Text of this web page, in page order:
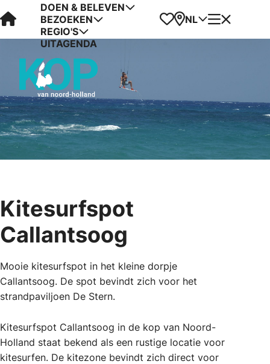
Visit Kop van Holland
DOEN & BELEVEN
BEZOEKEN
REGIO'S
UITAGENDA
Favorieten
Kaart
NL Menu
Kitesurfspot
Callantsoog
Mooie kitesurfspot in het kleine dorpje
Callantsoog. De spot bevindt zich voor het
strandpaviljoen De Stern.
Kitesurfspot Callantsoog in de kop van Noord-
Holland staat bekend als een rustige locatie voor
kitesurfen. De kitezone bevindt zich direct voor